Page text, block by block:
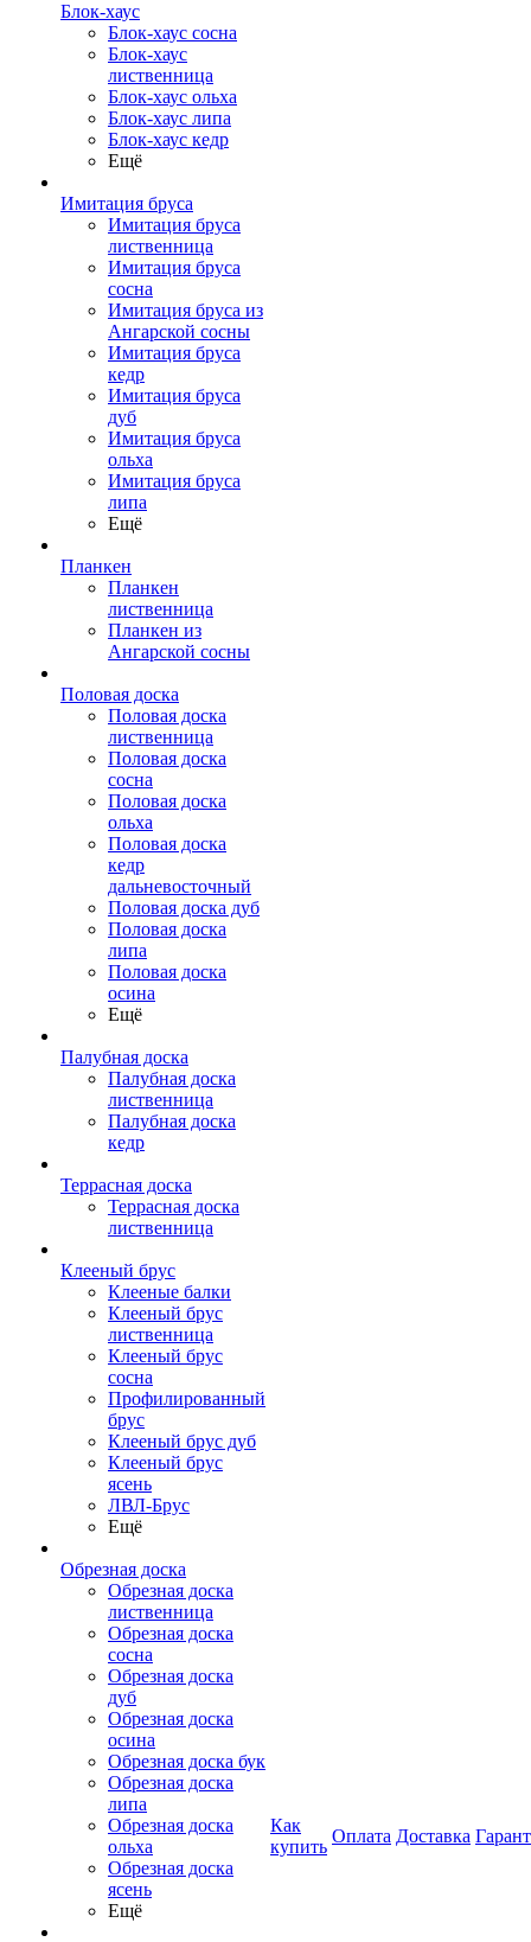
Блок-хаус
Блок-хаус сосна
Блок-хаус
лиственница
Блок-хаус ольха
Блок-хаус липа
Блок-хаус кедр
Ещё
Имитация бруса
Имитация бруса
лиственница
Имитация бруса
сосна
Имитация бруса из
Ангарской сосны
Имитация бруса
кедр
Имитация бруса
дуб
Имитация бруса
ольха
Имитация бруса
липа
Ещё
Планкен
Планкен
лиственница
Планкен из
Ангарской сосны
Половая доска
Половая доска
лиственница
Половая доска
сосна
Половая доска
ольха
Половая доска
кедр
дальневосточный
Половая доска дуб
Половая доска
липа
Половая доска
осина
Ещё
Палубная доска
Палубная доска
лиственница
Палубная доска
кедр
Террасная доска
Террасная доска
лиственница
Клееный брус
Клееные балки
Клееный брус
лиственница
Клееный брус
сосна
Профилированный
брус
Клееный брус дуб
Клееный брус
ясень
ЛВЛ-Брус
Ещё
Обрезная доска
Обрезная доска
лиственница
Обрезная доска
сосна
Обрезная доска
дуб
Обрезная доска
осина
Обрезная доска бук
Обрезная доска
липа
Обрезная доска
ольха
Обрезная доска
ясень
Ещё
Как
купить
Оплата Доставка